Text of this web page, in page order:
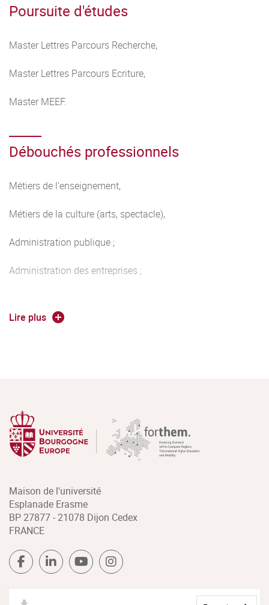
Poursuite d'études
Master Lettres Parcours Recherche,
Master Lettres Parcours Ecriture,
Master MEEF.
Débouchés professionnels
Métiers de l'enseignement,
Métiers de la culture (arts, spectacle),
Administration publique ;
Administration des entreprises ;
Autres activités de service (associations)
Lire plus
Maison de l'université
Esplanade Erasme
BP 27877 - 21078 Dijon Cedex
FRANCE